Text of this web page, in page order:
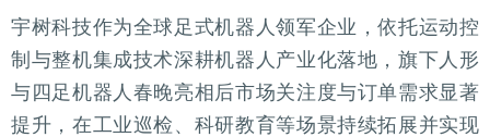
宇树科技作为全球足式机器人领军企业，依托运动控
制与整机集成技术深耕机器人产业化落地，旗下人形
与四足机器人春晚亮相后市场关注度与订单需求显著
提升，在工业巡检、科研教育等场景持续拓展并实现